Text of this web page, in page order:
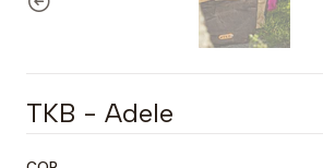
TKB - Adele